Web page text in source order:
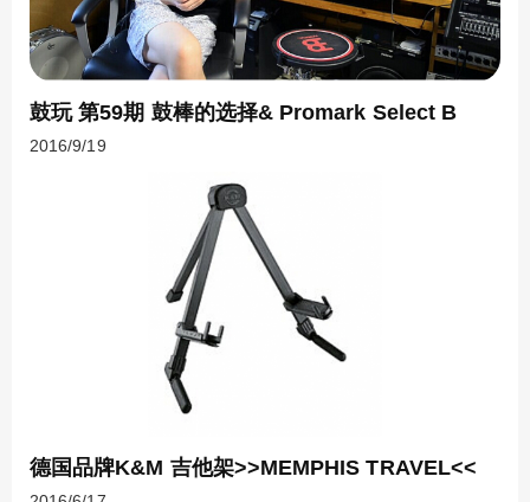
鼓玩 第59期 鼓棒的选择& Promark Select B
2016/9/19
德国品牌K&M 吉他架>>MEMPHIS TRAVEL<<